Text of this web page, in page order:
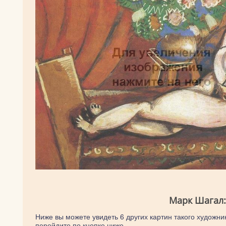
Марк Шагал:
Ниже вы можете увидеть 6 других картин такого